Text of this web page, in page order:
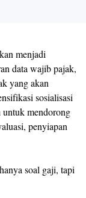
menjadi
data wajib pajak,
yang akan
sosialisasi
untuk mendorong
penyiapan
soal gaji, tapi